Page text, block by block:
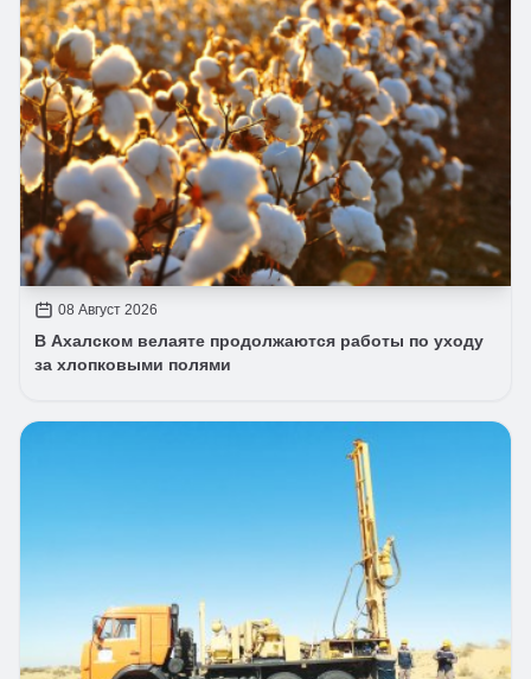
08 Август 2026
В Ахалском велаяте продолжаются работы по уходу
за хлопковыми полями